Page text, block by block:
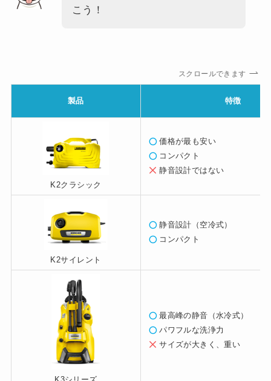
こう！
スクロールできます
製品 特徴
K2クラシック
価格が最も安い
コンパクト
静音設計ではない
K2サイレント
静音設計 （空冷式）
コンパクト
最高峰の静音（水冷式）
パワフルな洗浄力
サイズが大き く、重い